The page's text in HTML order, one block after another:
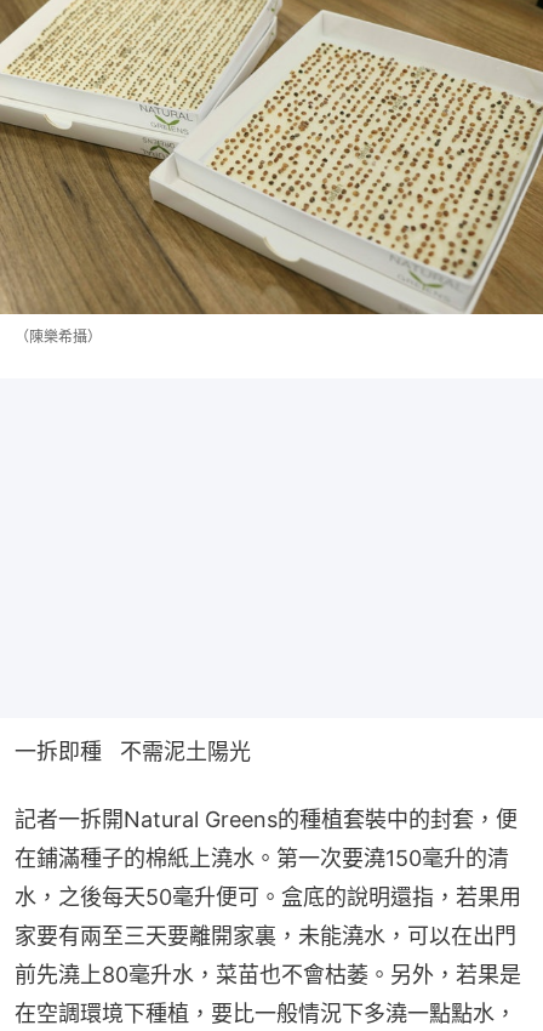
（陳樂希攝）
一拆即種   不需泥土陽光
記者一拆開Natural Greens的種植套裝中的封套，便
在鋪滿種子的棉紙上澆水。第一次要澆150毫升的清
水，之後每天50毫升便可。盒底的說明還指，若果用
家要有兩至三天要離開家裏，未能澆水，可以在出門
前先澆上80毫升水，菜苗也不會枯萎。另外，若果是
在空調環境下種植，要比一般情況下多澆一點點水，